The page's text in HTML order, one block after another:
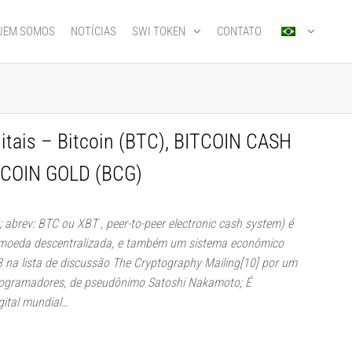
SOMOS NOTÍCIAS SWI TOKEN CONTATO
– Bitcoin (BTC), BITCOIN CASH
GOLD (BCG)
BTC ou XBT , peer-to-peer electronic cash system) é
descentralizada, e também um sistema econômico
lista de discussão The Cryptography Mailing[10] por um
de pseudônimo Satoshi Nakamoto; É
mundial…